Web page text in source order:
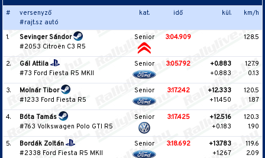
#
versenyző
#rajt.sz autó
kat. idő kül. km/h
1.
Sevinger Sándor
#2053 Citroën C3 R5
Senior 3:04.909 128.5
2.
Gál Attila
#73 Ford Fiesta R5 MKII
Senior 3:05.792
+0.883
+0.883
127.9
0.13
3.
Molnár Tibor
#1233 Ford Fiesta R5
Senior 3:17.242
+12.333
+11.450
120.5
1.87
4.
Bóta Tamás
#763 Volkswagen Polo GTI R5
Senior 3:17.425
+12.516
+0.183
120.3
1.90
5.
Bordák Zoltán
#2338 Ford Fiesta R5 MKII
Senior 3:18.692
+13.783
+1.267
119.6
2.09